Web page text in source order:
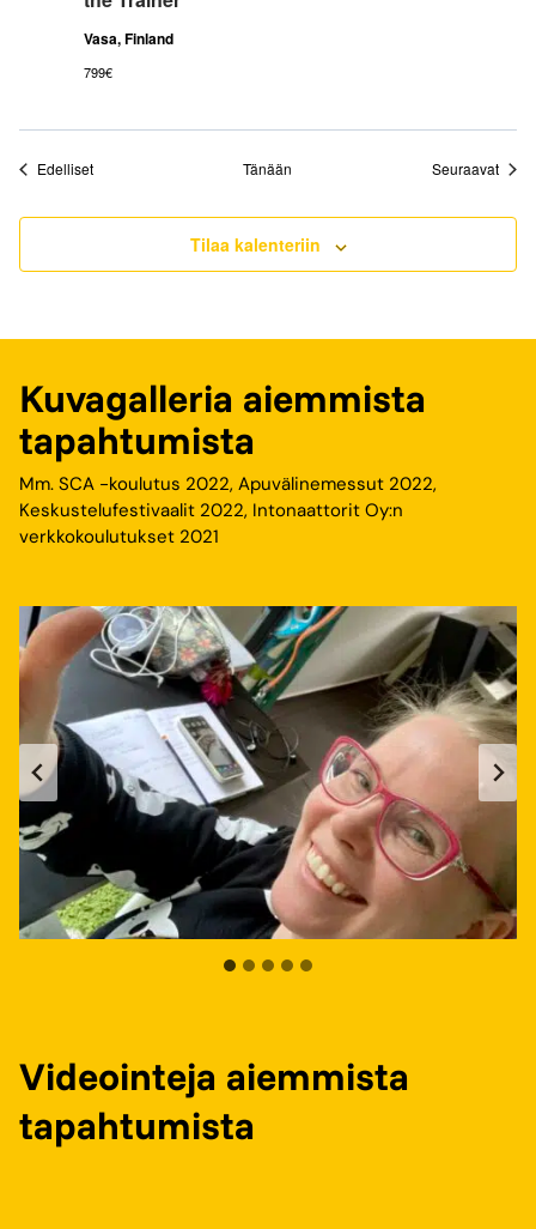
Vasa, Finland
799€
EdellisetTapahtumat Tänään Seuraavat
Tilaa kalenteriin
Kuvagalleria aiemmista
tapahtumista
Mm. SCA -koulutus 2022, Apuvälinemessut 2022,
Keskustelufestivaalit 2022, Intonaattorit Oy:n
verkkokoulutukset 2021
Videointeja aiemmista
tapahtumista